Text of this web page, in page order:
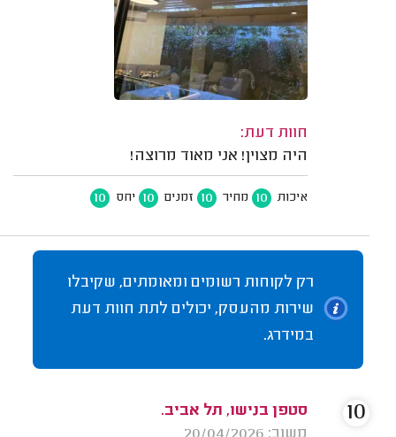
חוות דעת:
היה מצוין! אני מאוד מרוצה!
איכות 10 מחיר 10 זמנים 10 יחס 10
רק לקוחות רשומים ומאומתים, שקיבלו
שירות מהעסק, יכולים לתת חוות דעת
במידרג.
סטפן בנישו, תל אביב.
10